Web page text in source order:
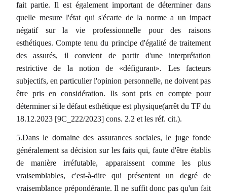
fait partie. Il est également important de déterminer dans
quelle mesure l'état qui s'écarte de la norme a un impact
négatif sur la vie professionnelle pour des raisons
esthétiques. Compte tenu du principe d'égalité de traitement
des assurés, il convient de partir d'une interprétation
restrictive de la notion de «défigurant». Les facteurs
subjectifs, en particulier l'opinion personnelle, ne doivent pas
être pris en considération. Ils sont pris en compte pour
déterminer si le défaut esthétique est physique(arrêt du TF du
18.12.2023 [9C_222/2023] cons. 2.2 et les réf. cit.).
5.Dans le domaine des assurances sociales, le juge fonde
généralement sa décision sur les faits qui, faute d'être établis
de manière irréfutable, apparaissent comme les plus
vraisemblables, c'est-à-dire qui présentent un degré de
vraisemblance prépondérante. Il ne suffit donc pas qu'un fait